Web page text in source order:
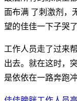
面布满 了刺激剂，
望的佳佳一下子哭了
工作人员走了过来
出去。就在这时，
是依依在一路奔跑